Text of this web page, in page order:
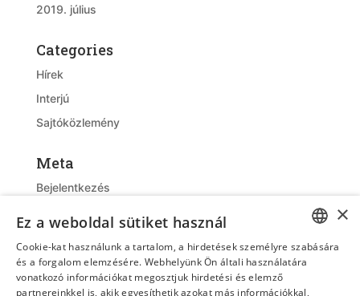
2019. július
Categories
Hírek
Interjú
Sajtóközlemény
Meta
Bejelentkezés
WordPress Magyarország
HUNGARIAN
ENGLISH
×
Ez a weboldal sütiket használ
Cookie-kat használunk a tartalom, a hirdetések személyre szabására
és a forgalom elemzésére. Webhelyünk Ön általi használatára
vonatkozó információkat megosztjuk hirdetési és elemző
partnereinkkel is, akik egyesíthetik azokat más információkkal,